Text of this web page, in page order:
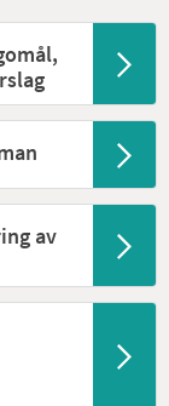
av